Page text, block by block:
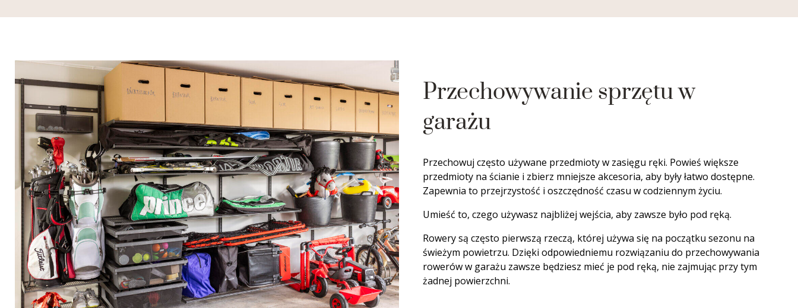
Przechowywanie sprzętu w
garażu
Przechowuj często używane przedmioty w zasięgu ręki. Powieś większe
przedmioty na ścianie i zbierz mniejsze akcesoria, aby były łatwo dostępne.
Zapewnia to przejrzystość i oszczędność czasu w codziennym życiu.
Umieść to, czego używasz najbliżej wejścia, aby zawsze było pod ręką.
Rowery są często pierwszą rzeczą, której używa się na początku sezonu na
świeżym powietrzu. Dzięki odpowiedniemu rozwiązaniu do przechowywania
rowerów w garażu zawsze będziesz mieć je pod ręką, nie zajmując przy tym
żadnej powierzchni.